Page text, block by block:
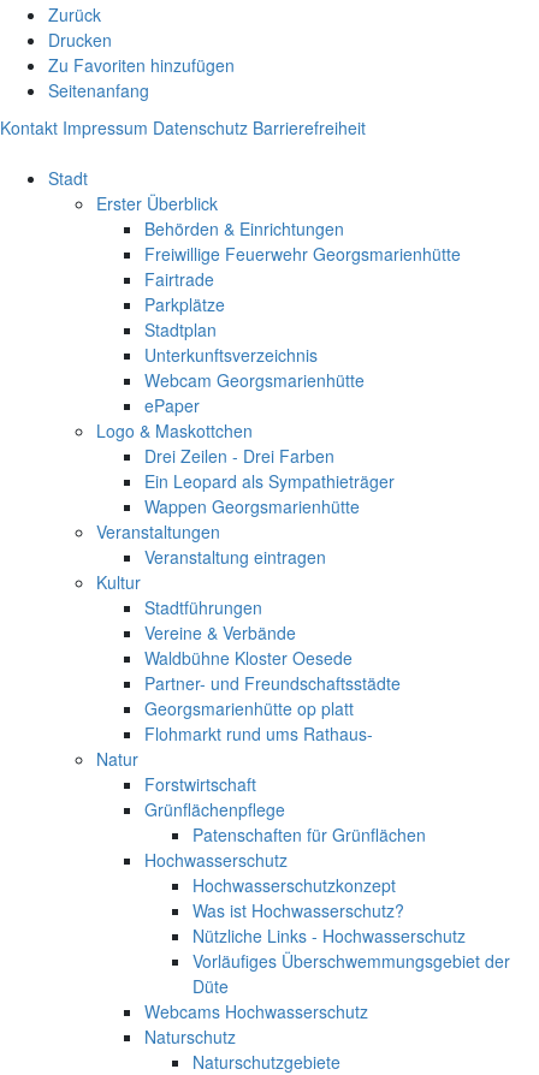
Zurück
Drucken
Zu Favoriten hinzufügen
Seitenanfang
Kontakt Impressum Datenschutz Barrierefreiheit
Stadt
Erster Überblick
Behörden & Einrichtungen
Freiwillige Feuerwehr Georgsmarienhütte
Fairtrade
Parkplätze
Stadtplan
Unterkunftsverzeichnis
Webcam Georgsmarienhütte
ePaper
Logo & Maskottchen
Drei Zeilen - Drei Farben
Ein Leopard als Sympathieträger
Wappen Georgsmarienhütte
Veranstaltungen
Veranstaltung eintragen
Kultur
Stadtführungen
Vereine & Verbände
Waldbühne Kloster Oesede
Partner- und Freundschaftsstädte
Georgsmarienhütte op platt
Flohmarkt rund ums Rathaus-
Natur
Forstwirtschaft
Grünflächenpflege
Patenschaften für Grünflächen
Hochwasserschutz
Hochwasserschutzkonzept
Was ist Hochwasserschutz?
Nützliche Links - Hochwasserschutz
Vorläufiges Überschwemmungsgebiet der
Düte
Webcams Hochwasserschutz
Naturschutz
Naturschutzgebiete